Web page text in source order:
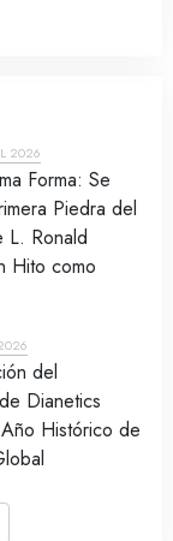
2026
Forma: Se
Piedra del
L. Ronald
Hito como
del
Dianetics
Histórico de